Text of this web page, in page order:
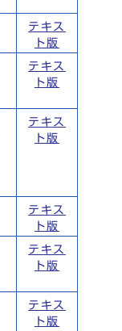
テキス
ト版
テキス
ト版
テキス
ト版
テキス
ト版
テキス
ト版
テキス
ト版